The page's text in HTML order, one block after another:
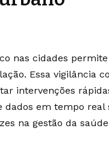
nas cidades
Essa vigilância
intervenções
dados em tempo
na gestão da